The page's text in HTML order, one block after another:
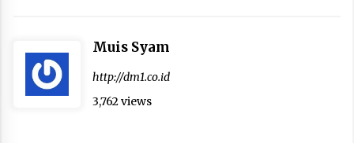
Muis Syam
http://dm1.co.id
3,762 views